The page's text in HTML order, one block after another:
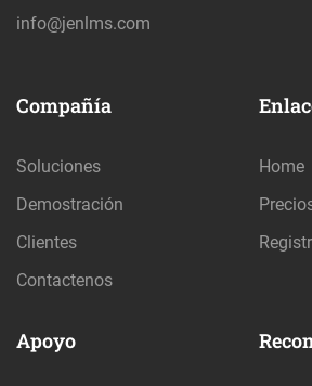
info@jenlms.com
Compañía
Soluciones
Demostración
Clientes
Contactenos
Home
Apoyo